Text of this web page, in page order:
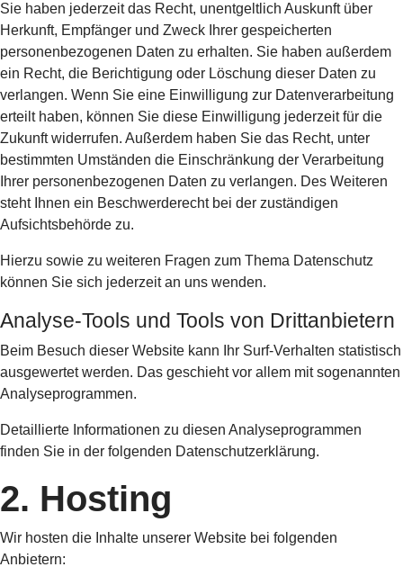
Sie haben jederzeit das Recht, unentgeltlich Auskunft über
Herkunft, Empfänger und Zweck Ihrer gespeicherten
personenbezogenen Daten zu erhalten. Sie haben außerdem
ein Recht, die Berichtigung oder Löschung dieser Daten zu
verlangen. Wenn Sie eine Einwilligung zur Datenverarbeitung
erteilt haben, können Sie diese Einwilligung jederzeit für die
Zukunft widerrufen. Außerdem haben Sie das Recht, unter
bestimmten Umständen die Einschränkung der Verarbeitung
Ihrer personenbezogenen Daten zu verlangen. Des Weiteren
steht Ihnen ein Beschwerderecht bei der zuständigen
Aufsichtsbehörde zu.
Hierzu sowie zu weiteren Fragen zum Thema Datenschutz
können Sie sich jederzeit an uns wenden.
Analyse-Tools und Tools von Dritt­anbietern
Beim Besuch dieser Website kann Ihr Surf-Verhalten statistisch
ausgewertet werden. Das geschieht vor allem mit sogenannten
Analyseprogrammen.
Detaillierte Informationen zu diesen Analyseprogrammen
finden Sie in der folgenden Datenschutzerklärung.
2. Hosting
Wir hosten die Inhalte unserer Website bei folgenden
Anbietern: